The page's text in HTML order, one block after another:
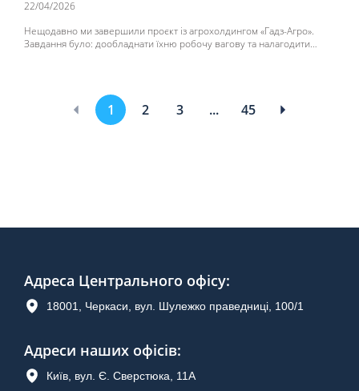
22/04/2026
Нещодавно ми завершили проєкт із агрохолдингом «Гадз-Агро».
Завдання було: дообладнати їхню робочу вагову та налагодити
налаштувань програмного забезпечення.
1 2 3 ... 45
Адреса Центрального офісу:
18001, Черкаси, вул. Шулежко праведниці, 100/1
Адреси наших офісів:
Київ, вул. Є. Сверстюка, 11А